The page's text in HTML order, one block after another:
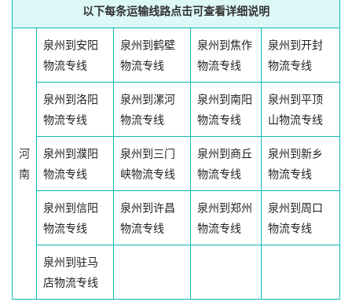
以下每条运输线路点击可查看详细说明
河
南
泉州到安阳
物流专线
泉州到鹤壁
物流专线
泉州到焦作
物流专线
泉州到开封
物流专线
泉州到洛阳
物流专线
泉州到漯河
物流专线
泉州到南阳
物流专线
泉州到平顶
山物流专线
泉州到濮阳
物流专线
泉州到三门
峡物流专线
泉州到商丘
物流专线
泉州到新乡
物流专线
泉州到信阳
物流专线
泉州到许昌
物流专线
泉州到郑州
物流专线
泉州到周口
物流专线
泉州到驻马
店物流专线